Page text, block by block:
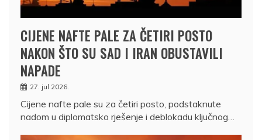
CIJENE NAFTE PALE ZA ČETIRI POSTO
NAKON ŠTO SU SAD I IRAN OBUSTAVILI
NAPADE
27. jul 2026.
Cijene nafte pale su za četiri posto, podstaknute
nadom u diplomatsko rješenje i deblokadu ključnog…